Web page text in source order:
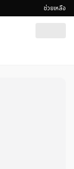
ช่วยเหลือ